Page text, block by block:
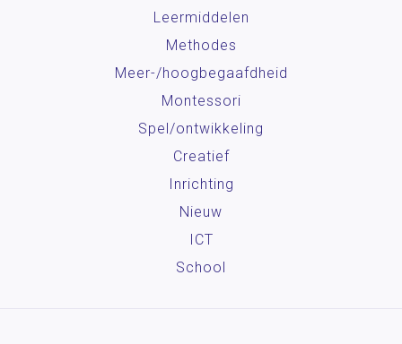
Leermiddelen
Methodes
Meer-/hoog­begaafdheid
Montessori
Spel/ontwikkeling
Creatief
Inrichting
Nieuw
ICT
School